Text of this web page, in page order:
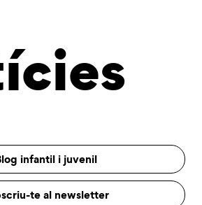
infantil i juvenil
te al newsletter